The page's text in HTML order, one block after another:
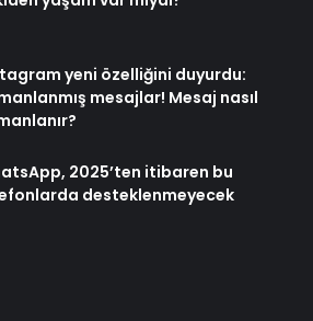
yeni özelliğini duyurdu:
mesajlar! Mesaj nasıl
2025’ten itibaren bu
desteklenmeyecek